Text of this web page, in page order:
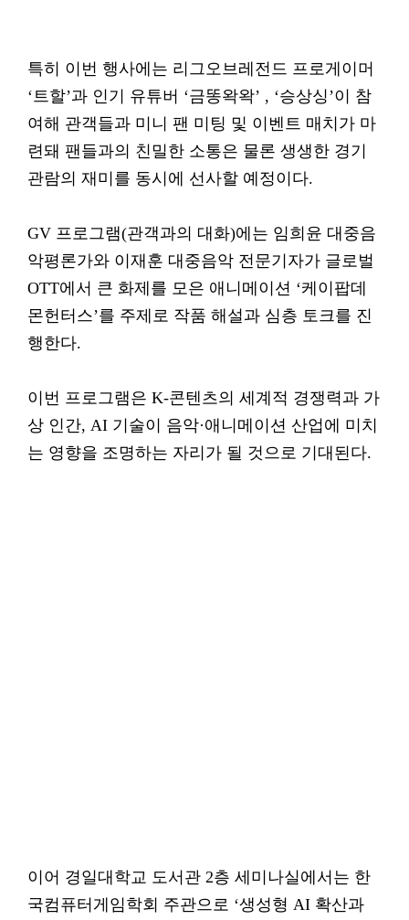
특히 이번 행사에는 리그오브레전드 프로게이머
‘트할’과 인기 유튜버 ‘금똥왁왁’ , ‘승상싱’이 참
여해 관객들과 미니 팬 미팅 및 이벤트 매치가 마
련돼 팬들과의 친밀한 소통은 물론 생생한 경기
관람의 재미를 동시에 선사할 예정이다.
GV 프로그램(관객과의 대화)에는 임희윤 대중음
악평론가와 이재훈 대중음악 전문기자가 글로벌
OTT에서 큰 화제를 모은 애니메이션 ‘케이팝데
몬헌터스’를 주제로 작품 해설과 심층 토크를 진
행한다.
이번 프로그램은 K-콘텐츠의 세계적 경쟁력과 가
상 인간, AI 기술이 음악·애니메이션 산업에 미치
는 영향을 조명하는 자리가 될 것으로 기대된다.
이어 경일대학교 도서관 2층 세미나실에서는 한
국컴퓨터게임학회 주관으로 ‘생성형 AI 확산과